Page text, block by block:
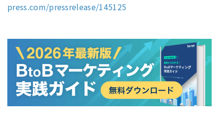
press.com/pressrelease/145125